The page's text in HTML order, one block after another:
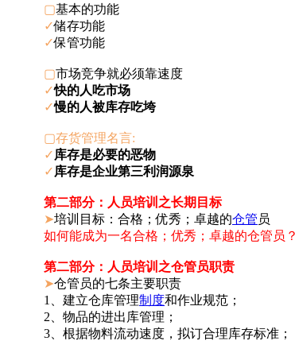
▢基本的功能
✓储存功能
✓保管功能
▢市场竞争就必须靠速度
✓快的人吃市场
✓慢的人被库存吃垮
▢存货管理名言:
✓ 库存是必要的恶物
✓ 库存是企业第三利润源泉
第二部分：人员培训之长期目标
➤培训目标：合格；优秀；卓越的仓管 员
如何能成为一名合格；优秀；卓越的仓管员？
第二部分：人员培训之仓管员职责
➤仓管员的七条主要职责
1、建立仓库管理制度和作业规范；
2、物品的进出库管理；
3、根据物料流动速度，拟订合理库存标准；